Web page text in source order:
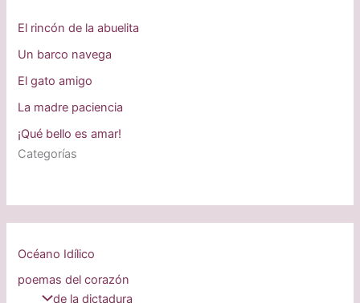
El rincón de la abuelita
Un barco navega
El gato amigo
La madre paciencia
¡Qué bello es amar!
Categorías
Océano Idílico
poemas del corazón
de la dictadura